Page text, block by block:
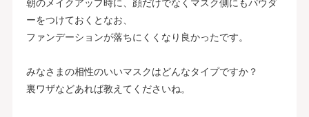
朝のメイクアップ時に、顔だけでなくマスク側にもパウダ
ーをつけておくとなお、
ファンデーションが落ちにくくなり良かったです。
みなさまの相性のいいマスクはどんなタイプですか？
裏ワザなどあれば教えてくださいね。